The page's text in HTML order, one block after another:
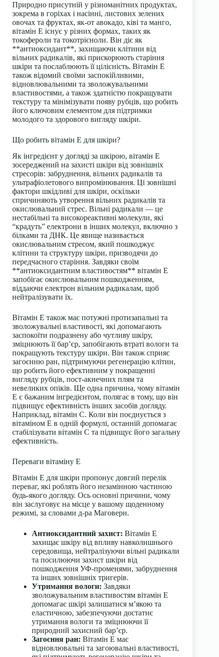
Природно присутній у різноманітних продуктах,
зокрема в горіхах і насінні, листових зелених
овочах та фруктах, як-от авокадо, ківі та манго,
вітамін Е існує у різних формах, таких як
токофероли та токотрієноли. Він діє як
**антиоксидант**, захищаючи клітини від
вільних радикалів, які прискорюють старіння
шкіри та послаблюють її цілісність. Вітамін Е
також відомий своїми заспокійливими,
відновлювальними та зволожувальними
властивостями, а також здатністю покращувати
текстуру та мінімізувати появу рубців, що робить
його ключовим елементом для підтримки
молодого та здорового вигляду шкіри.
Що робить вітамін Е для шкіри?
Як інгредієнт у догляді за шкірою, вітамін Е
зосереджений на захисті шкіри від зовнішніх
стресорів: забруднення, вільних радикалів та
ультрафіолетового випромінювання. Ці зовнішні
фактори шкідливі для шкіри, оскільки
спричиняють утворення вільних радикалів та
окислювальний стрес. Вільні радикали — це
нестабільні та високореактивні молекули, які
“крадуть” електрони в інших молекул, включно з
білками та ДНК. Це явище називається
окислювальним стресом, який пошкоджує
клітини та структуру шкіри, призводячи до
передчасного старіння. Завдяки своїм
**антиоксидантним властивостям** вітамін Е
запобігає окислювальним пошкодженням,
віддаючи електрон вільним радикалам, щоб
нейтралізувати їх.
Вітамін Е також має потужні протизапальні та
зволожувальні властивості, які допомагають
заспокоїти подразнену або чутливу шкіру,
зміцнюють її бар’єр, запобігають втраті вологи та
покращують текстуру шкіри. Він також сприяє
загоєнню ран, підтримуючи регенерацію клітин,
що робить його ефективним у покращенні
вигляду рубців, пост-акнечних плям та
невеликих опіків. Ще одна причина, чому вітамін
Е є бажаним інгредієнтом, полягає в тому, що він
підвищує ефективність інших засобів догляду.
Наприклад, вітамін С. Коли він поєднується з
вітаміном Е в одній формулі, останній допомагає
стабілізувати вітамін С та підвищує його загальну
ефективність.
Переваги вітаміну Е
Вітамін Е для шкіри пропонує довгий перелік
переваг, які роблять його незамінною частиною
будь-якого догляду. Ось основні причини, чому
він заслуговує на місце у вашому щоденному
режимі, за словами д-ра Маговерн.
Антиоксидантний захист: Вітамін Е
захищає шкіру від впливу навколишнього
середовища, нейтралізуючи вільні радикали
та посилюючи захист шкіри від
пошкодження УФ-променями, забруднення
та інших зовнішніх тригерів.
Утримання вологи: Завдяки
зволожувальним властивостям вітамін Е
допомагає шкірі залишатися м’якою та
еластичною, забезпечуючи достатнє
утримання вологи та зміцнюючи її
природний захисний бар’єр.
Загоєння ран: Вітамін Е має
відновлювальні та загоювальні властивості,